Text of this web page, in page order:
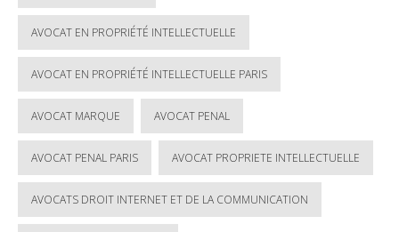
AVOCAT EN PROPRIÉTÉ INTELLECTUELLE
AVOCAT EN PROPRIÉTÉ INTELLECTUELLE PARIS
AVOCAT MARQUE AVOCAT PENAL
AVOCAT PENAL PARIS AVOCAT PROPRIETE INTELLECTUELLE
AVOCATS DROIT INTERNET ET DE LA COMMUNICATION